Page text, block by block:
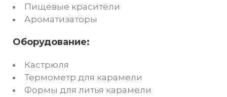
Пищевые красители
Ароматизаторы
Оборудование:
Кастрюля
Термометр для карамели
Формы для литья карамели